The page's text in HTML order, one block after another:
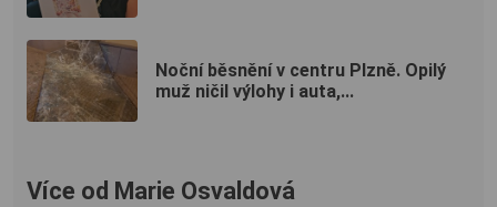
Noční běsnění v centru Plzně. Opilý
muž ničil výlohy i auta,...
Více od Marie Osvaldová